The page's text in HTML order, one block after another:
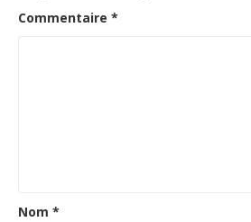
Commentaire *
Nom *